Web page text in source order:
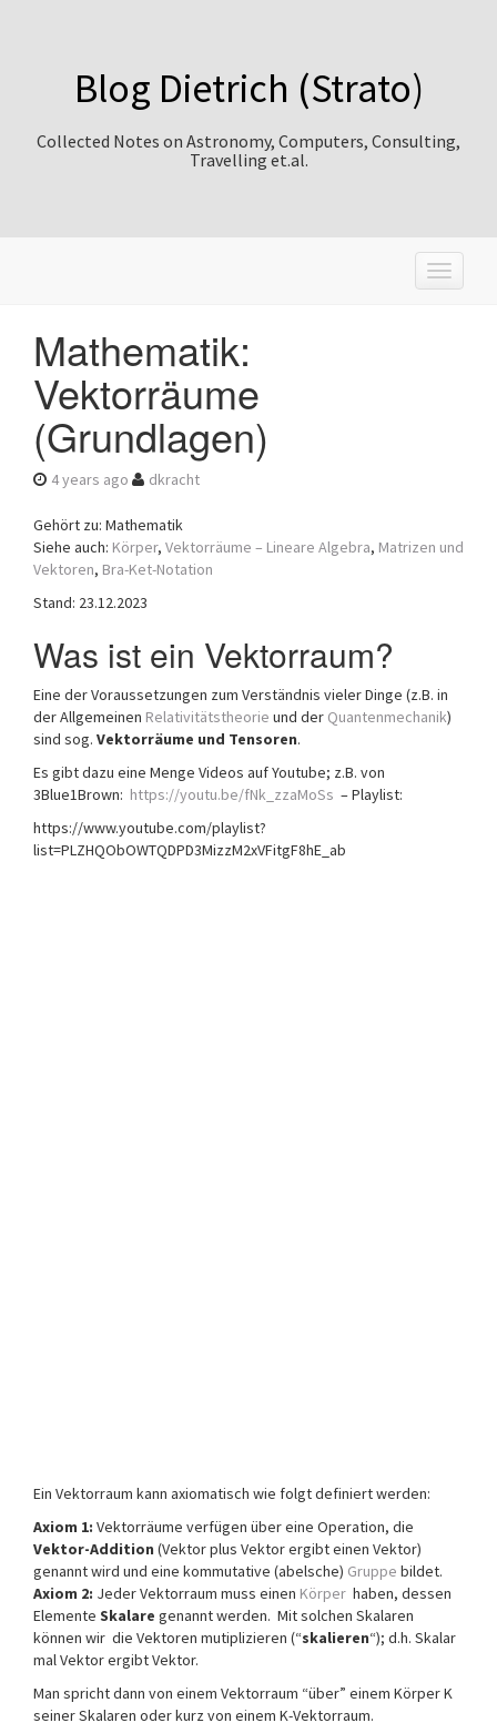
Blog Dietrich (Strato)
Collected Notes on Astronomy, Computers, Consulting,
Travelling et.al.
T
o
Mathematik:
Vektorräume
(Grundlagen)
4 years ago dkracht
Gehört zu: Mathematik
Siehe auch: Körper, Vektorräume – Lineare Algebra, Matrizen und
Vektoren, Bra-Ket-Notation
Stand: 23.12.2023
Was ist ein Vektorraum?
Eine der Voraussetzungen zum Verständnis vieler Dinge (z.B. in
der Allgemeinen Relativitätstheorie und der Quantenmechanik)
sind sog. Vektorräume und Tensoren.
Es gibt dazu eine Menge Videos auf Youtube; z.B. von
3Blue1Brown: https://youtu.be/fNk_zzaMoSs – Playlist:
https://www.youtube.com/playlist?
list=PLZHQObOWTQDPD3MizzM2xVFitgF8hE_ab
Ein Vektorraum kann axiomatisch wie folgt definiert werden:
Axiom 1: Vektorräume verfügen über eine Operation, die
Vektor-Addition (Vektor plus Vektor ergibt einen Vektor)
genannt wird und eine kommutative (abelsche) Gruppe bildet.
Axiom 2: Jeder Vektorraum muss einen Körper haben, dessen
Elemente Skalare genannt werden. Mit solchen Skalaren
können wir die Vektoren mutiplizieren (“skalieren“); d.h. Skalar
mal Vektor ergibt Vektor.
Man spricht dann von einem Vektorraum “über” einem Körper K
seiner Skalaren oder kurz von einem K-Vektorraum.